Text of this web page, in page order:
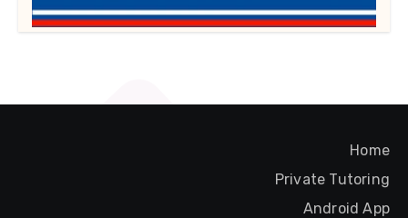
Home
Private Tutoring
Android App